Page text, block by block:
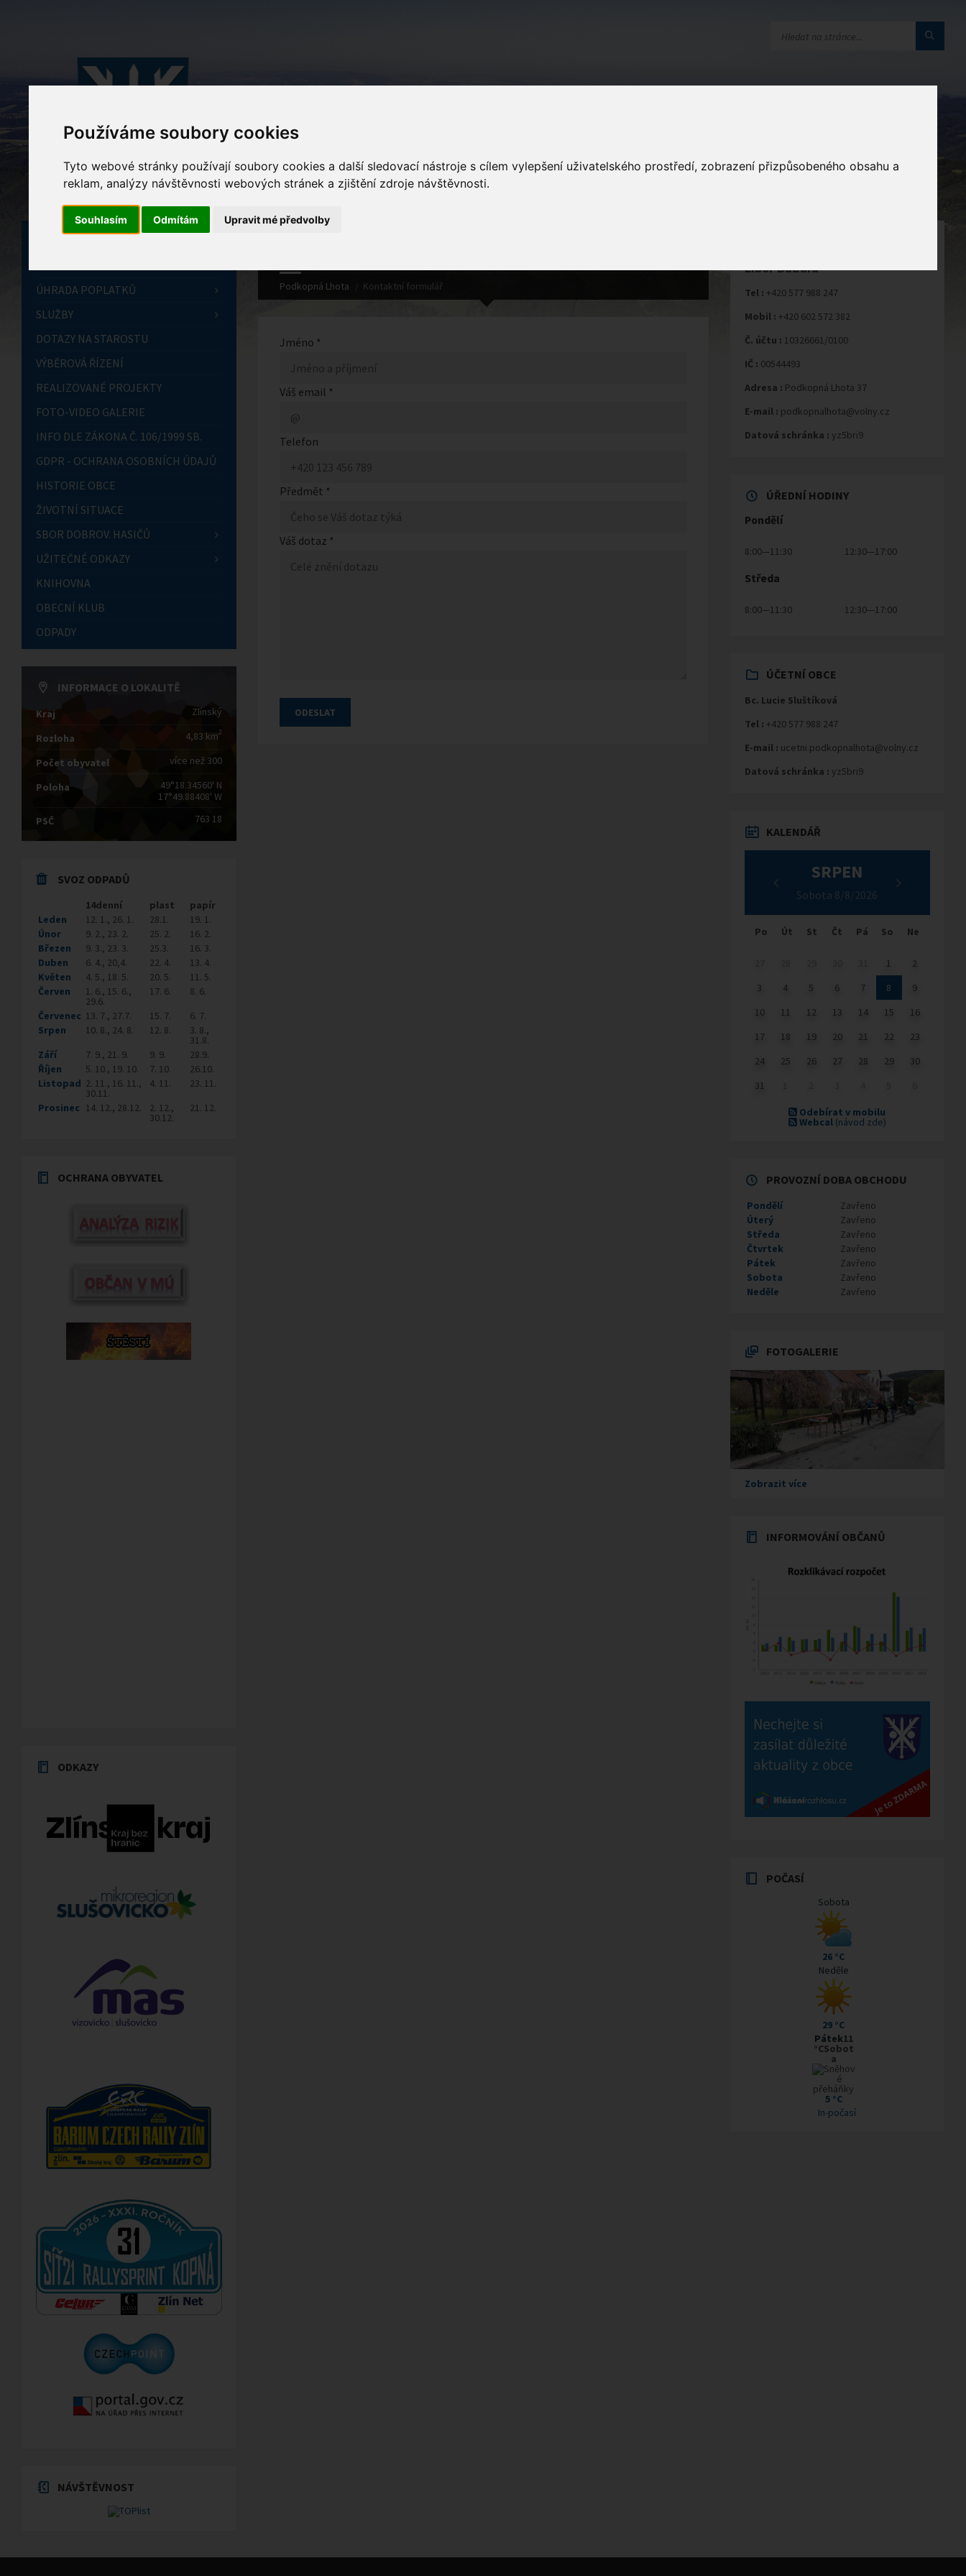
Používáme soubory cookies
Tyto webové stránky používají soubory cookies a další sledovací nástroje s cílem vylepšení uživatelského prostředí, zobrazení přizpůsobeného obsahu a
reklam, analýzy návštěvnosti webových stránek a zjištění zdroje návštěvnosti.
Souhlasím Odmítám Upravit mé předvolby
Podkopná Lhota Kontaktní formulář
Jméno *
Váš email *
Telefon
Předmět *
Váš dotaz *
ÚHRADA POPLATKŮ
SLUŽBY
DOTAZY NA STAROSTU
VÝBĚROVÁ ŘÍZENÍ
REALIZOVANÉ PROJEKTY
FOTO-VIDEO GALERIE
INFO DLE ZÁKONA Č. 106/1999 SB.
GDPR - OCHRANA OSOBNÍCH ÚDAJŮ
HISTORIE OBCE
ŽIVOTNÍ SITUACE
SBOR DOBROV. HASIČŮ
UŽITEČNÉ ODKAZY
KNIHOVNA
OBECNÍ KLUB
ODPADY
INFORMACE O LOKALITĚ
Kraj Zlínský
Rozloha 4,83 km2
Počet obyvatel více než 300
Poloha
49°18.34560' N
17°49.88408' W
PSČ
763 18
SVOZ ODPADŮ
14denní plast
papír
Leden
12. 1., 26. 1. 28.1.
19. 1.
Únor
9. 2., 23. 2. 25. 2.
16. 2.
Březen
9. 3., 23. 3. 25.3.
16. 3.
Duben
6. 4., 20,4. 22. 4.
13. 4.
Květen
4. 5., 18. 5. 20. 5.
11. 5.
Červen
1. 6., 15. 6.,
29.6.
17. 6.
8. 6.
Červenec 13. 7., 27.7. 15. 7.
6. 7.
Srpen
10. 8., 24. 8. 12. 8. 3. 8.,
31.8.
Září
7. 9., 21. 9. 9. 9.
28.9.
Říjen
5. 10., 19. 10. 7. 10.
26.10.
Listopad 2. 11., 16. 11.,
30.11.
4. 11.
23. 11.
Prosinec 14. 12., 28.12. 2. 12.,
30.12.
21. 12.
OCHRANA OBYVATEL
ODKAZY
NÁVŠTĚVNOST
Libor Baďura
Tel : +420 577 988 247
Mobil : +420 602 572 382
Č. účtu : 10326661/0100
IČ : 00544493
Adresa : Podkopná Lhota 37
E-mail : podkopnalhota@volny.cz
Datová schránka : yz5bri9
ÚŘEDNÍ HODINY
Pondělí
8:00—11:30 12:30—17:00
Středa
8:00—11:30 12:30—17:00
ÚČETNÍ OBCE
Bc. Lucie Sluštíková
Tel : +420 577 988 247
E-mail : ucetni.podkopnalhota@volny.cz
Datová schránka : yz5bri9
KALENDÁŘ
SRPEN
Sobota 8/8/2026
Po Út St Čt Pá So Ne
1
2
3
4 5 6 7 8
9
10
11 12 13 14 15
16
17
18 19 20 21 22
23
24
25 26 27 28 29
30
31
Odebírat v mobilu
Webcal (návod zde)
PROVOZNÍ DOBA OBCHODU
Pondělí
Zavřeno
Úterý
Zavřeno
Středa
Zavřeno
Čtvrtek
Zavřeno
Pátek
Zavřeno
Sobota
Zavřeno
Neděle
Zavřeno
FOTOGALERIE
Zobrazit více
INFORMOVÁNÍ OBČANŮ
POČASÍ
Sobota
26 °C
Neděle
29 °C
Pátek11
°CSobot
a
5 °C
In-počasí